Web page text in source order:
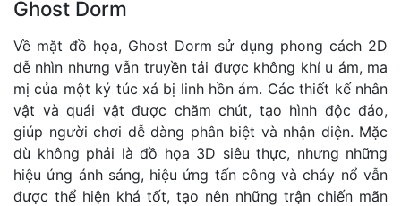
Ghost Dorm
Về mặt đồ họa, Ghost Dorm sử dụng phong cách 2D
dễ nhìn nhưng vẫn truyền tải được không khí u ám, ma
mị của một ký túc xá bị linh hồn ám. Các thiết kế nhân
vật và quái vật được chăm chút, tạo hình độc đáo,
giúp người chơi dễ dàng phân biệt và nhận diện. Mặc
dù không phải là đồ họa 3D siêu thực, nhưng những
hiệu ứng ánh sáng, hiệu ứng tấn công và cháy nổ vẫn
được thể hiện khá tốt, tạo nên những trận chiến mãn